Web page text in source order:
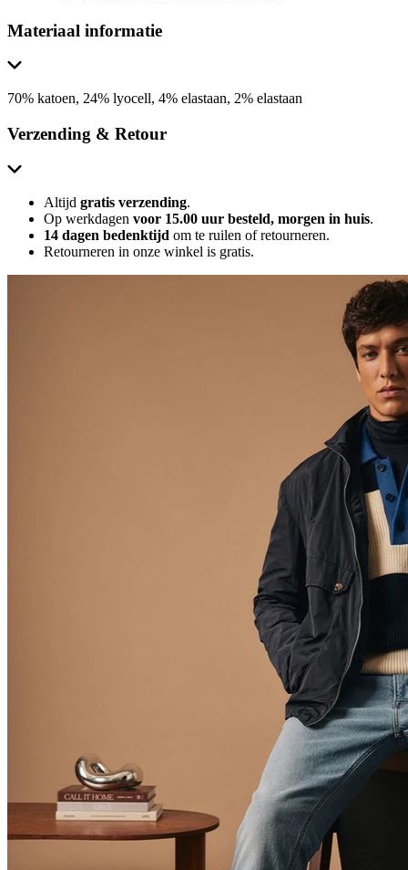
Materiaal informatie
70% katoen, 24% lyocell, 4% elastaan, 2% elastaan
Verzending & Retour
Altijd gratis verzending.
Op werkdagen voor 15.00 uur besteld, morgen in huis.
14 dagen bedenktijd om te ruilen of retourneren.
Retourneren in onze winkel is gratis.